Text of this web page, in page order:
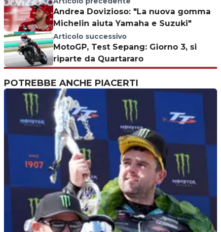
Andrea Dovizioso: "La nuova gomma
Michelin aiuta Yamaha e Suzuki"
Articolo successivo
MotoGP, Test Sepang: Giorno 3, si
riparte da Quartararo
POTREBBE ANCHE PIACERTI